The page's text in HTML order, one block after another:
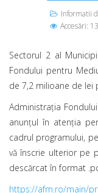
Informatii
Accesări:
Sectorul 2 al
Fondului pentru
de 7,2 milioane de lei
Administrația
anunțul în atenția
cadrul programului,
vă înscrie ulterior pe
descărcat în format
https://afm.ro/main/